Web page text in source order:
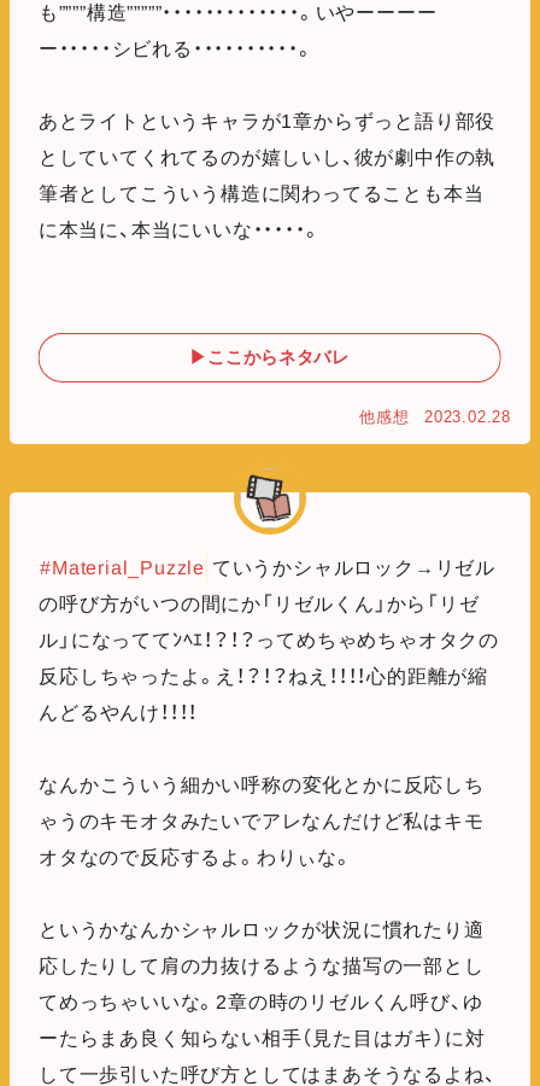
も””””構造”””””・・・・・・・・・・・・・。いやーーーー
ー・・・・・シビれる・・・・・・・・・・。
あとライトというキャラが1章からずっと語り部役
としていてくれてるのが嬉しいし、彼が劇中作の執
筆者としてこういう構造に関わってることも本当
に本当に、本当にいいな・・・・・。
▶ここからネタバレ
他感想 2023.02.28
#Material_Puzzle ていうかシャルロック→リゼル
の呼び方がいつの間にか「リゼルくん」から「リゼ
ル」になっててﾝﾍｴ！？！？ってめちゃめちゃオタクの
反応しちゃったよ。え！？！？ねえ！！！！心的距離が縮
んどるやんけ！！！！
なんかこういう細かい呼称の変化とかに反応しち
ゃうのキモオタみたいでアレなんだけど私はキモ
オタなので反応するよ。わりぃな。
というかなんかシャルロックが状況に慣れたり適
応したりして肩の力抜けるような描写の一部とし
てめっちゃいいな。2章の時のリゼルくん呼び、ゆ
ーたらまあ良く知らない相手（見た目はガキ）に対
して一歩引いた呼び方としてはまあそうなるよね、